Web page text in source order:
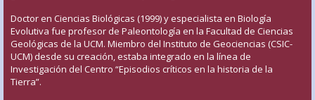
Doctor en Ciencias Biológicas (1999) y especialista en Biología
Evolutiva fue profesor de Paleontología en la Facultad de Ciencias
Geológicas de la UCM. Miembro del Instituto de Geociencias (CSIC-
UCM) desde su creación, estaba integrado en la línea de
Investigación del Centro “Episodios críticos en la historia de la
Tierra”.